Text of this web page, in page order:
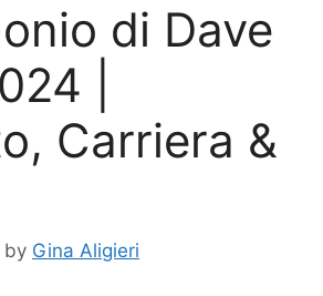
di Dave
|
Carriera &
by Gina Aligieri